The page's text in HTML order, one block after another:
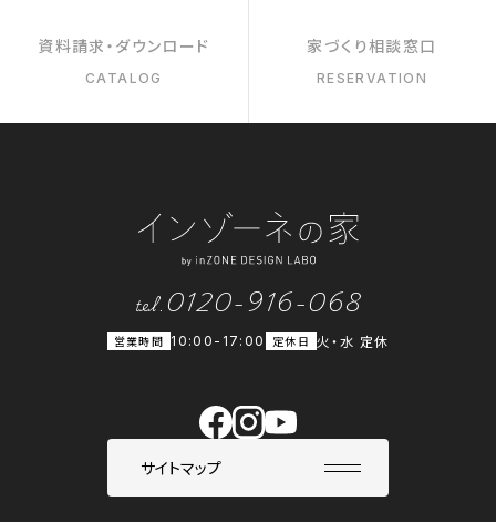
資料請求・ダウンロード
CATALOG
家づくり相談窓口
RESERVATION
tel. 0120-916-068
営業時間 10:00-17:00 定休日 火・水 定休
サイトマップ